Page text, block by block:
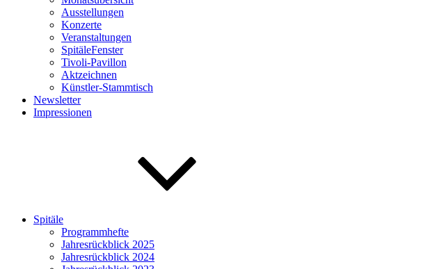
Ausstellungen
Konzerte
Veranstaltungen
SpitäleFenster
Tivoli-Pavillon
Aktzeichnen
Künstler-Stammtisch
Newsletter
Impressionen
Spitäle
Programmhefte
Jahresrückblick 2025
Jahresrückblick 2024